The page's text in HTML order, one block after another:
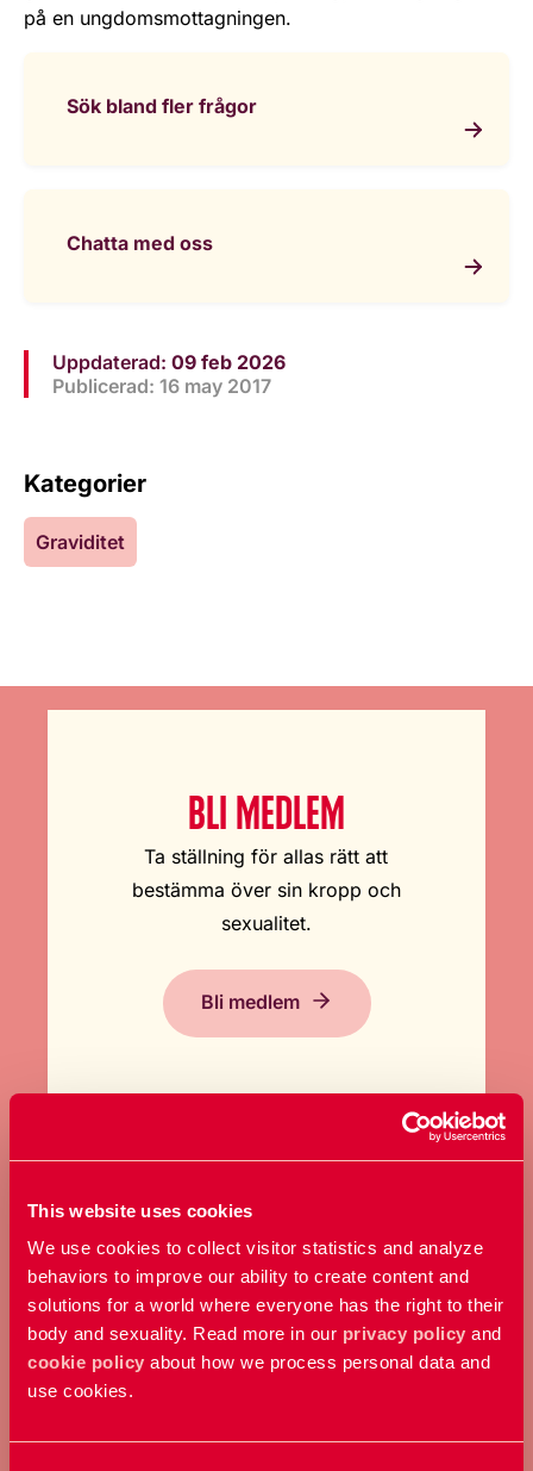
This website uses cookies
We use cookies to collect visitor statistics and analyze
behaviors to improve our ability to create content and
solutions for a world where everyone has the right to their
body and sexuality. Read more in our privacy policy and
cookie policy about how we process personal data and
use cookies.
på en ungdomsmottagningen.
Sök bland fler frågor
Chatta med oss
Uppdaterad: 09 feb 2026
Publicerad: 16 may 2017
Kategorier
Graviditet
BLI MEDLEM
Ta ställning för allas rätt att
bestämma över sin kropp och
sexualitet.
Bli medlem
GE EN GÅVA
Bidra med ett valfritt belopp och
stöd vårt arbete här och nu.